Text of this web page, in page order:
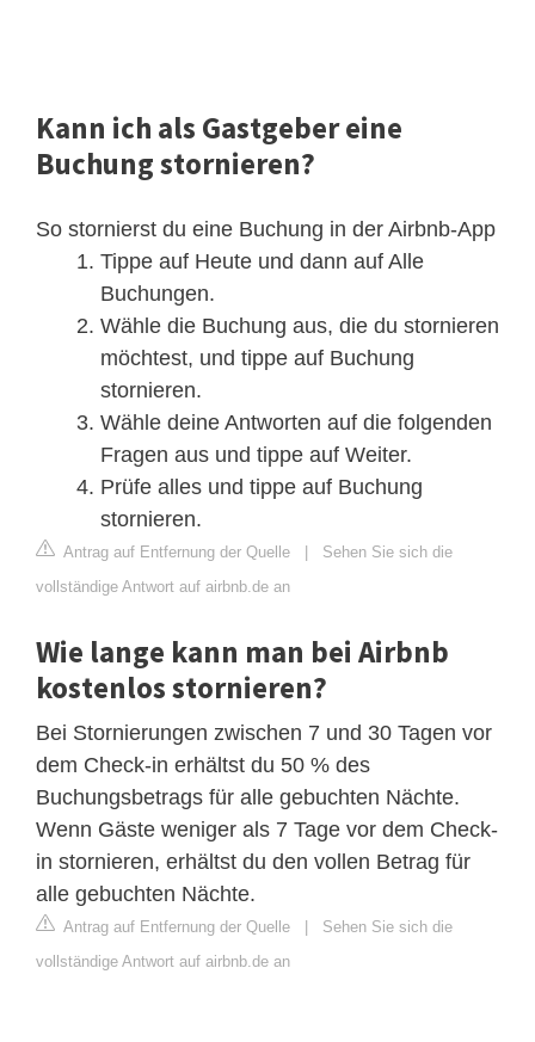
Kann ich als Gastgeber eine
Buchung stornieren?
So stornierst du eine Buchung in der Airbnb-App
Tippe auf Heute und dann auf Alle
Buchungen.
Wähle die Buchung aus, die du stornieren
möchtest, und tippe auf Buchung
stornieren.
Wähle deine Antworten auf die folgenden
Fragen aus und tippe auf Weiter.
Prüfe alles und tippe auf Buchung
stornieren.
Antrag auf Entfernung der Quelle
Sehen Sie sich die
vollständige Antwort auf airbnb.de an
Wie lange kann man bei Airbnb
kostenlos stornieren?
Bei Stornierungen zwischen 7 und 30 Tagen vor
dem Check-in erhältst du 50 % des
Buchungsbetrags für alle gebuchten Nächte.
Wenn Gäste weniger als 7 Tage vor dem Check-
in stornieren, erhältst du den vollen Betrag für
alle gebuchten Nächte.
Antrag auf Entfernung der Quelle
Sehen Sie sich die
vollständige Antwort auf airbnb.de an